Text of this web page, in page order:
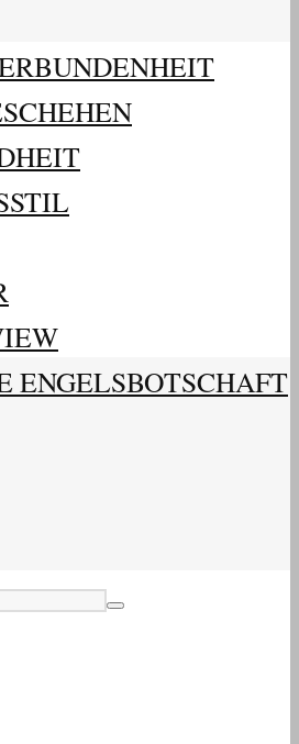
ENGELSBOTSCHAFT